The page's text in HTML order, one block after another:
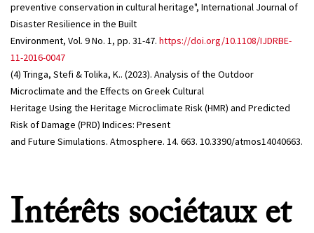
preventive conservation in cultural heritage", International Journal of
Disaster Resilience in the Built
Environment, Vol. 9 No. 1, pp. 31-47. https://doi.org/10.1108/IJDRBE-
11-2016-0047
(4) Tringa, Stefi & Tolika, K.. (2023). Analysis of the Outdoor
Microclimate and the Effects on Greek Cultural
Heritage Using the Heritage Microclimate Risk (HMR) and Predicted
Risk of Damage (PRD) Indices: Present
and Future Simulations. Atmosphere. 14. 663. 10.3390/atmos14040663.
Intérêts sociétaux et